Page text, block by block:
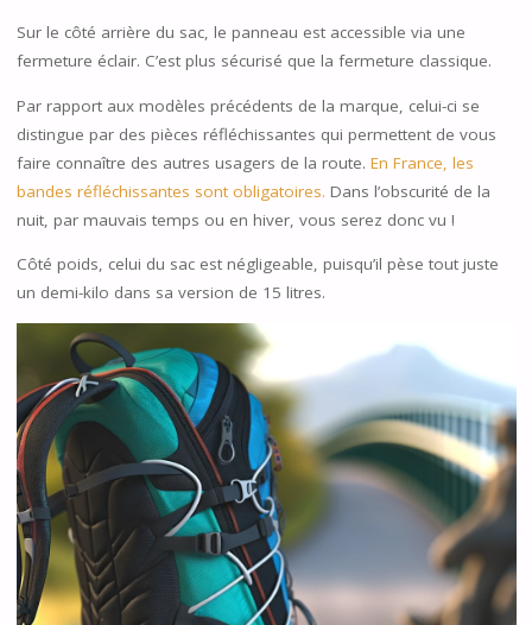
Sur le côté arrière du sac, le panneau est accessible via une
fermeture éclair. C’est plus sécurisé que la fermeture classique.
Par rapport aux modèles précédents de la marque, celui-ci se
distingue par des pièces réfléchissantes qui permettent de vous
faire connaître des autres usagers de la route. En France, les
bandes réfléchissantes sont obligatoires. Dans l’obscurité de la
nuit, par mauvais temps ou en hiver, vous serez donc vu !
Côté poids, celui du sac est négligeable, puisqu’il pèse tout juste
un demi-kilo dans sa version de 15 litres.